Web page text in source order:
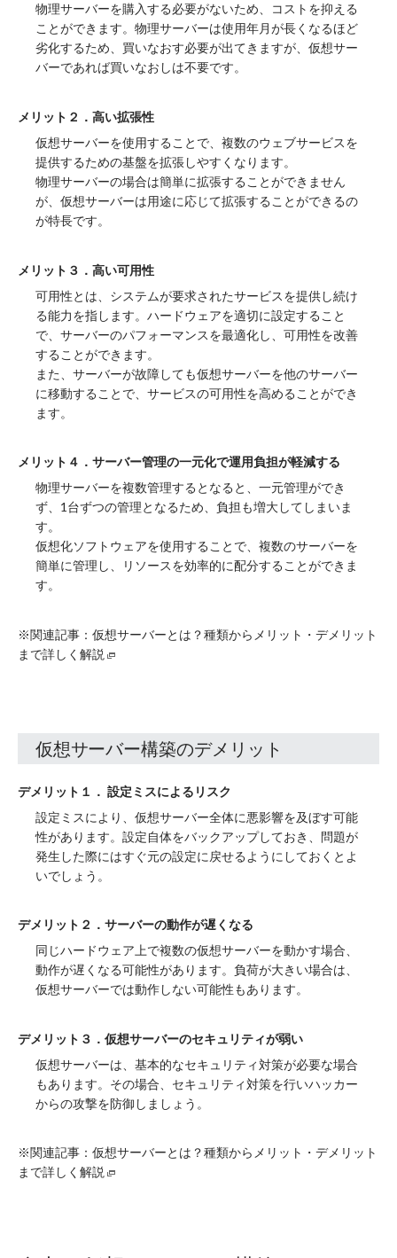
物理サーバーを購入する必要がないため、コストを抑える
ことができます。物理サーバーは使用年月が長くなるほど
劣化するため、買いなおす必要が出てきますが、仮想サー
バーであれば買いなおしは不要です。
メリット２．高い拡張性
仮想サーバーを使用することで、複数のウェブサービスを
提供するための基盤を拡張しやすくなります。
物理サーバーの場合は簡単に拡張することができません
が、仮想サーバーは用途に応じて拡張することができるの
が特長です。
メリット３．高い可用性
可用性とは、システムが要求されたサービスを提供し続け
る能力を指します。ハードウェアを適切に設定すること
で、サーバーのパフォーマンスを最適化し、可用性を改善
することができます。
また、サーバーが故障しても仮想サーバーを他のサーバー
に移動することで、サービスの可用性を高めることができ
ます。
メリット４．サーバー管理の一元化で運用負担が軽減する
物理サーバーを複数管理するとなると、一元管理ができ
ず、1台ずつの管理となるため、負担も増大してしまいま
す。
仮想化ソフトウェアを使用することで、複数のサーバーを
簡単に管理し、リソースを効率的に配分することができま
す。
※関連記事： 仮想サーバーとは？種類からメリット・デメリット
まで詳しく解説
仮想サーバー構築のデメリット
デメリット１． 設定ミスによるリスク
設定ミスにより、仮想サーバー全体に悪影響を及ぼす可能
性があります。設定自体をバックアップしておき、問題が
発生した際にはすぐ元の設定に戻せるようにしておくとよ
いでしょう。
デメリット２．サーバーの動作が遅くなる
同じハードウェア上で複数の仮想サーバーを動かす場合、
動作が遅くなる可能性があります。負荷が大きい場合は、
仮想サーバーでは動作しない可能性もあります。
デメリット３．仮想サーバーのセキュリティが弱い
仮想サーバーは、基本的なセキュリティ対策が必要な場合
もあります。その場合、セキュリティ対策を行いハッカー
からの攻撃を防御しましょう。
※関連記事： 仮想サーバーとは？種類からメリット・デメリット
まで詳しく解説